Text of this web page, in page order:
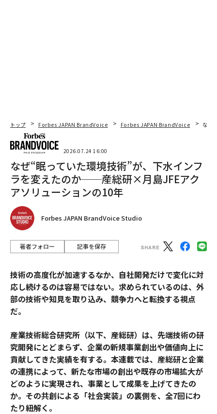
トップ Forbes JAPAN BrandVoice Forbes JAPAN BrandVoice なぜ
2026.07.24 16:00
なぜ“眠っていた環境技術”が、下水インフ
ラを変えたのか──産総研×月島JFEアク
アソリューションの10年
Forbes JAPAN BrandVoice Studio
著者フォロー 記事を保存
技術の高度化が加速するなか、自社開発だけで変化に対
応し続けるのは容易ではない。求められているのは、外
部の技術や知見を取り込み、競争力へと転換する視点
だ。
産業技術総合研究所（以下、産総研）は、先端技術の研
究開発にとどまらず、企業の新規事業創出や価値向上に
貢献してきた実績を有する。本連載では、産総研と企業
の連携によって、新たな市場の創出や既存の市場拡大が
どのように実現され、事業として成果を上げてきたの
か。その共創による「社会実装」の裏側を、全7回にわ
たり紐解く。